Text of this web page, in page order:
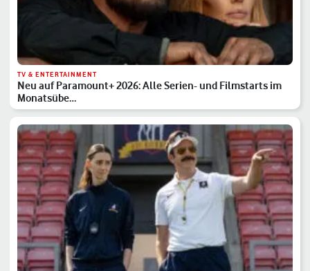
TV & ENTERTAINMENT
Neu auf Paramount+ 2026: Alle Serien- und Filmstarts im
Monatsübe…